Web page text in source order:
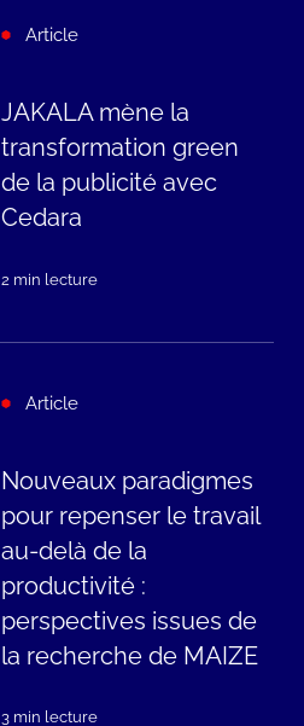
Article
JAKALA mène la
transformation green
de la publicité avec
Cedara
2 min lecture
Article
Nouveaux paradigmes
pour repenser le travail
au-delà de la
productivité :
perspectives issues de
la recherche de MAIZE
3 min lecture